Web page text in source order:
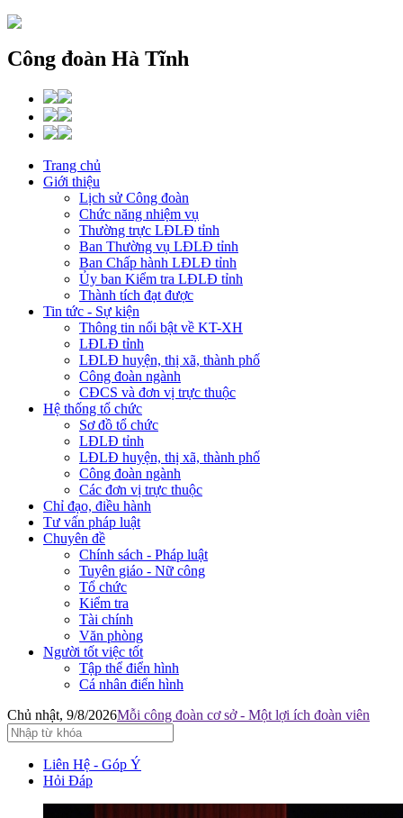
Công đoàn Hà Tĩnh
Trang chủ
Giới thiệu
Lịch sử Công đoàn
Chức năng nhiệm vụ
Thường trực LĐLĐ tỉnh
Ban Thường vụ LĐLĐ tỉnh
Ban Chấp hành LĐLĐ tỉnh
Ủy ban Kiểm tra LĐLĐ tỉnh
Thành tích đạt được
Tin tức - Sự kiện
Thông tin nổi bật về KT-XH
LĐLĐ tỉnh
LĐLĐ huyện, thị xã, thành phố
Công đoàn ngành
CĐCS và đơn vị trực thuộc
Hệ thống tổ chức
Sơ đồ tổ chức
LĐLĐ tỉnh
LĐLĐ huyện, thị xã, thành phố
Công đoàn ngành
Các đơn vị trực thuộc
Chỉ đạo, điều hành
Tư vấn pháp luật
Chuyên đề
Chính sách - Pháp luật
Tuyên giáo - Nữ công
Tổ chức
Kiểm tra
Tài chính
Văn phòng
Người tốt việc tốt
Tập thể điển hình
Cá nhân điển hình
Chủ nhật, 9/8/2026Mỗi công đoàn cơ sở - Một lợi ích đoàn viên
Liên Hệ - Góp Ý
Hỏi Đáp